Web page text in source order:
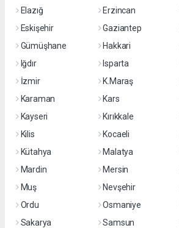
Elazığ
Erzincan
Eskişehir
Gaziantep
Gümüşhane
Hakkari
Iğdır
Isparta
İzmir
K.Maraş
Karaman
Kars
Kayseri
Kırıkkale
Kilis
Kocaeli
Kütahya
Malatya
Mardin
Mersin
Muş
Nevşehir
Ordu
Osmaniye
Sakarya
Samsun